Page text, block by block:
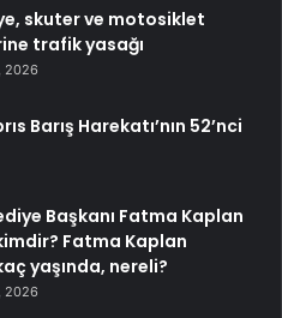
skuter ve motosiklet
trafik yasağı
2026
Barış Harekatı’nın 52’nci
Başkanı Fatma Kaplan
Fatma Kaplan
yaşında, nereli?
2026